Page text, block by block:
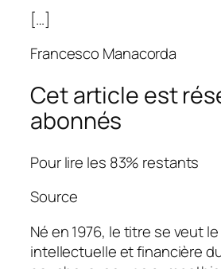
[…]
Francesco Manacorda
Cet article est
abonnés
Pour lire les 83% restants
Source
Né en 1976, le titre se veut
intellectuelle et financière